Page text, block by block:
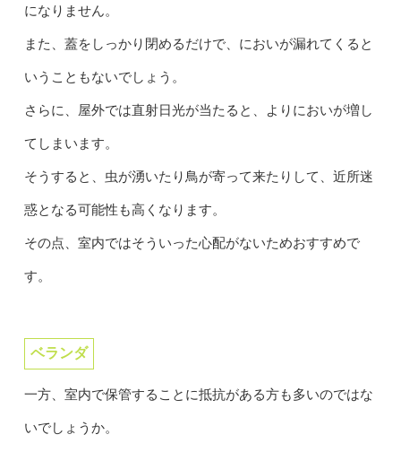
になりません。
また、蓋をしっかり閉めるだけで、においが漏れてくると
いうこともないでしょう。
さらに、屋外では直射日光が当たると、よりにおいが増し
てしまいます。
そうすると、虫が湧いたり鳥が寄って来たりして、近所迷
惑となる可能性も高くなります。
その点、室内ではそういった心配がないためおすすめで
す。
ベランダ
一方、室内で保管することに抵抗がある方も多いのではな
いでしょうか。